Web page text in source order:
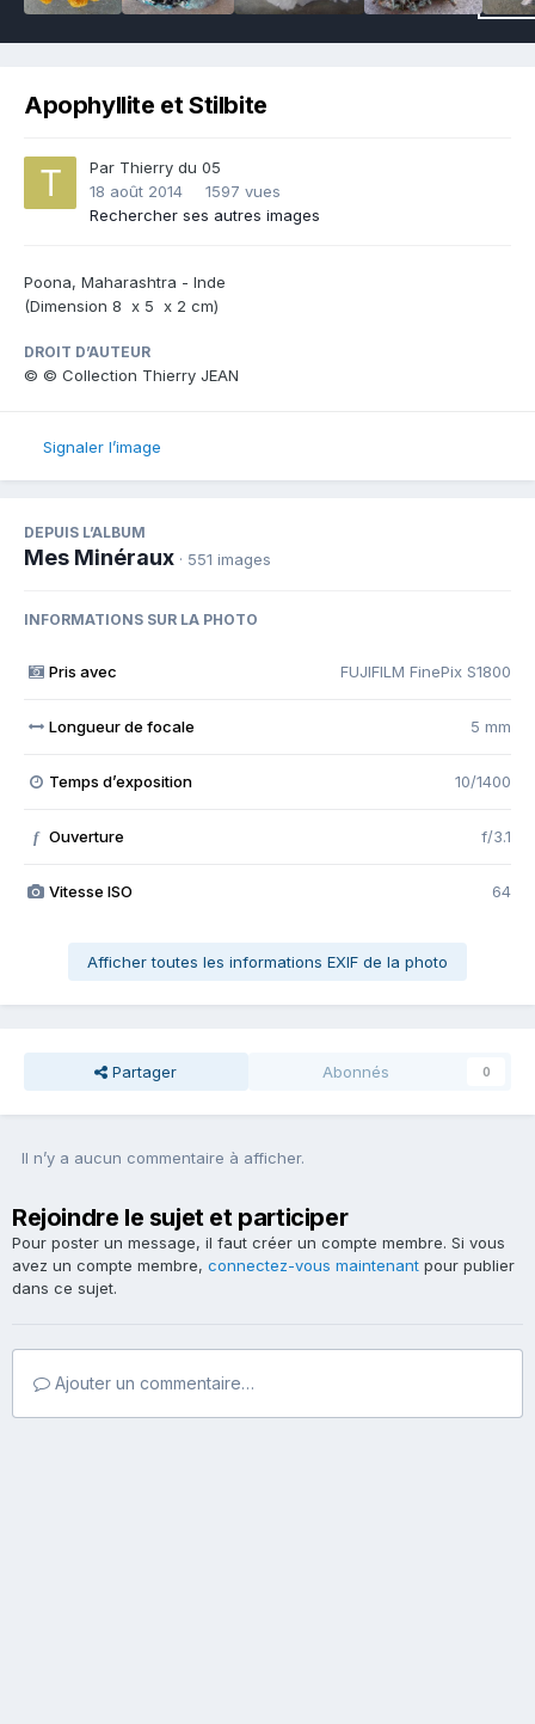
Apophyllite et Stilbite
Par Thierry du 05
18 août 2014
1597 vues
Rechercher ses autres images
Poona, Maharashtra - Inde
(Dimension 8 x 5 x 2 cm)
DROIT D’AUTEUR
© © Collection Thierry JEAN
Signaler l’image
DEPUIS L’ALBUM
Mes Minéraux · 551 images
INFORMATIONS SUR LA PHOTO
Pris avec FUJIFILM FinePix S1800
Longueur de focale 5 mm
Temps d’exposition 10/1400
f Ouverture f/3.1
Vitesse ISO 64
Afficher toutes les informations EXIF de la photo
Partager Abonnés 0
Il n’y a aucun commentaire à afficher.
Rejoindre le sujet et participer
Pour poster un message, il faut créer un compte membre. Si vous
avez un compte membre, connectez-vous maintenant pour publier
dans ce sujet.
Ajouter un commentaire…